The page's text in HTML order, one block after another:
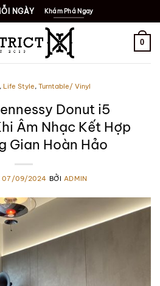
NGÀY Khám Phá Ngay
0
Life Style, Turntable/ Vinyl
Donut i5
Âm Nhạc Kết Hợp
Gian Hoàn Hảo
07/09/2024 BỞI ADMIN